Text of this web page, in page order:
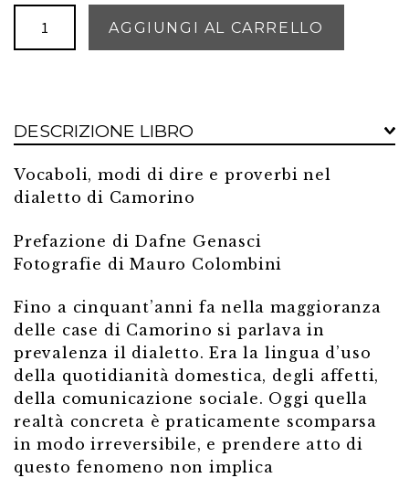
strèpp
AGGIUNGI AL CARRELLO
DESCRIZIONE LIBRO
Vocaboli, modi di dire e proverbi nel
dialetto di Camorino
Prefazione di Dafne Genasci
Fotografie di Mauro Colombini
Fino a cinquant’anni fa nella maggioranza
delle case di Camorino si parlava in
prevalenza il dialetto. Era la lingua d’uso
della quotidianità domestica, degli affetti,
della comunicazione sociale. Oggi quella
realtà concreta è praticamente scomparsa
in modo irreversibile, e prendere atto di
questo fenomeno non implica